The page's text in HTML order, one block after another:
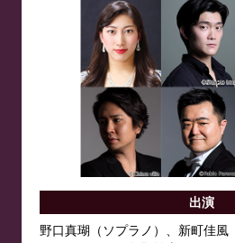
出演
野口真瑚（ソプラノ）、新町佳風